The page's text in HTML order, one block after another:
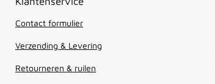
Contact formulier
Verzending & Levering
Retourneren & ruilen